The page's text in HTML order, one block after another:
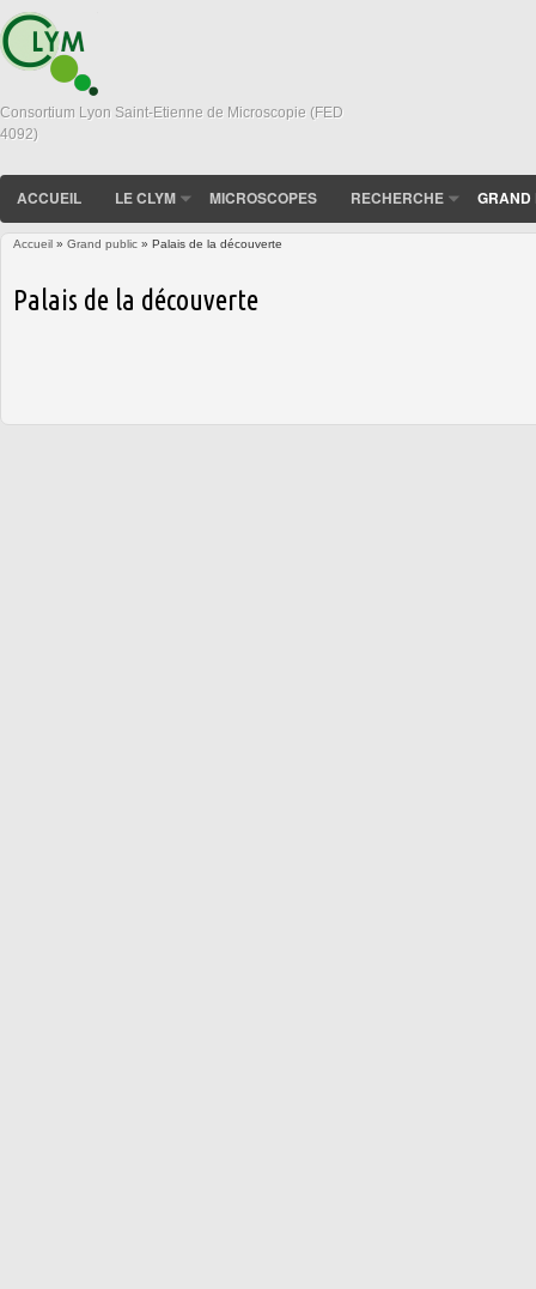
Consortium Lyon Saint-Etienne de Microscopie (FED
4092)
ACCUEIL LE CLYM MICROSCOPES RECHERCHE GRAND
Accueil » Grand public » Palais de la découverte
Palais de la découverte